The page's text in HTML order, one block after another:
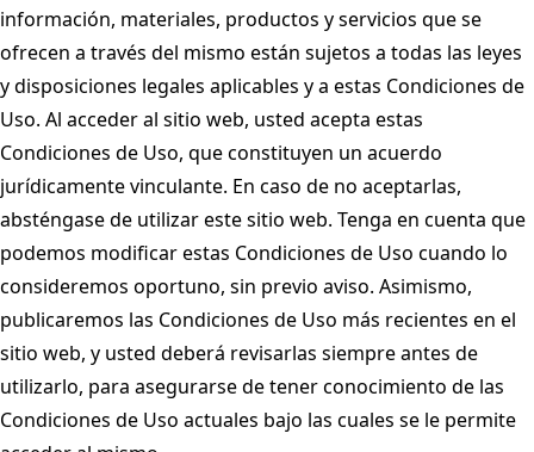
información, materiales, productos y servicios que se
ofrecen a través del mismo están sujetos a todas las leyes
y disposiciones legales aplicables y a estas Condiciones de
Uso. Al acceder al sitio web, usted acepta estas
Condiciones de Uso, que constituyen un acuerdo
jurídicamente vinculante. En caso de no aceptarlas,
absténgase de utilizar este sitio web. Tenga en cuenta que
podemos modificar estas Condiciones de Uso cuando lo
consideremos oportuno, sin previo aviso. Asimismo,
publicaremos las Condiciones de Uso más recientes en el
sitio web, y usted deberá revisarlas siempre antes de
utilizarlo, para asegurarse de tener conocimiento de las
Condiciones de Uso actuales bajo las cuales se le permite